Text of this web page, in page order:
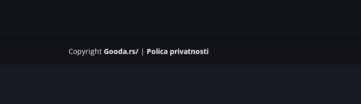
CopyrightGooda.rs/ | Polica privatnosti